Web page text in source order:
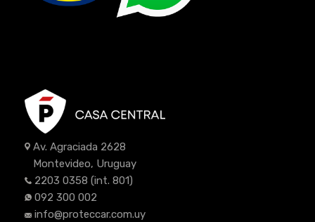
Av. Agraciada 2628
Montevideo, Uruguay
2203 0358 (int. 801)
092 300 002
info@proteccar.com.uy